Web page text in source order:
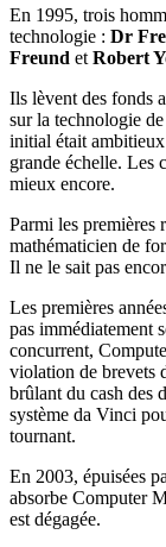
En 1995, trois
technologie : Dr
Freund et Robert
Ils lèvent des fonds
sur la technologie
initial était
grande échelle. Les
mieux encore.
Parmi les premières
mathématicien de
Il ne le sait pas
Les premières
pas immédiatement
concurrent,
violation de brevets
brûlant du cash des
système da Vinci
tournant.
En 2003, épuisées
absorbe Computer
est dégagée.